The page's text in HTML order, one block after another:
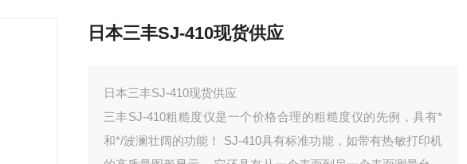
日本三丰SJ-410现货供应
日本三丰SJ-410现货供应
三丰SJ-410粗糙度仪是一个价格合理的粗糙度仪的先例，具有*
和*/波澜壮阔的功能！ SJ-410具有标准功能，如带有热敏打印机